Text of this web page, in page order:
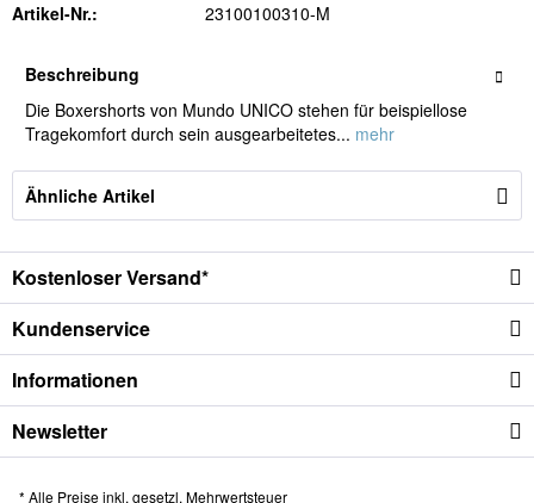
Artikel-Nr.: 23100100310-M
Beschreibung
Die Boxershorts von Mundo UNICO stehen für beispiellose
Tragekomfort durch sein ausgearbeitetes... mehr
Ähnliche Artikel
Kostenloser Versand*
Kundenservice
Informationen
Newsletter
* Alle Preise inkl. gesetzl. Mehrwertsteuer